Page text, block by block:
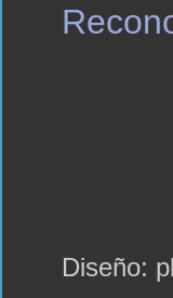
Diseño: